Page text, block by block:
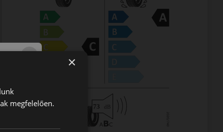
×
megfelelően.